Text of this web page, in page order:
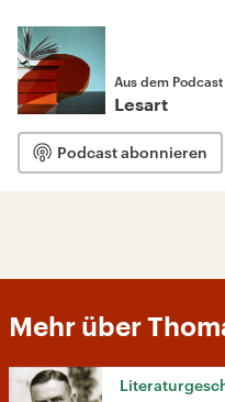
Aus dem Podcast
Lesart
Podcast abonnieren
Mehr über